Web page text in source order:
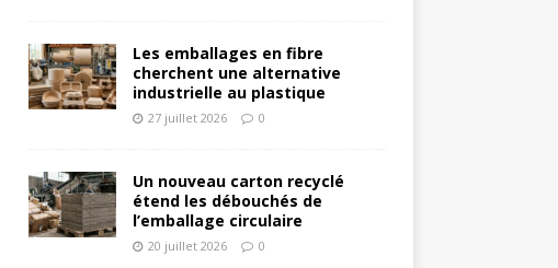
Les emballages en fibre
cherchent une alternative
industrielle au plastique
27 juillet 2026 0
Un nouveau carton recyclé
étend les débouchés de
l’emballage circulaire
20 juillet 2026 0